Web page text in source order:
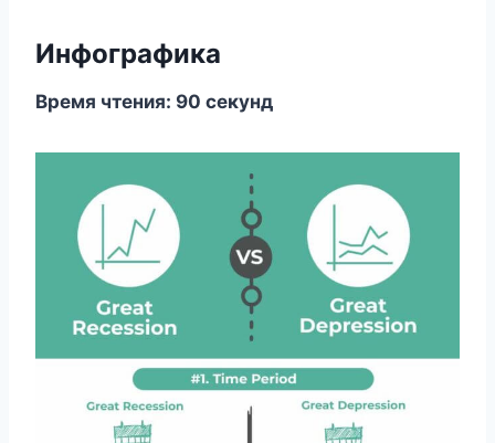
Инфографика
Время чтения: 90 секунд